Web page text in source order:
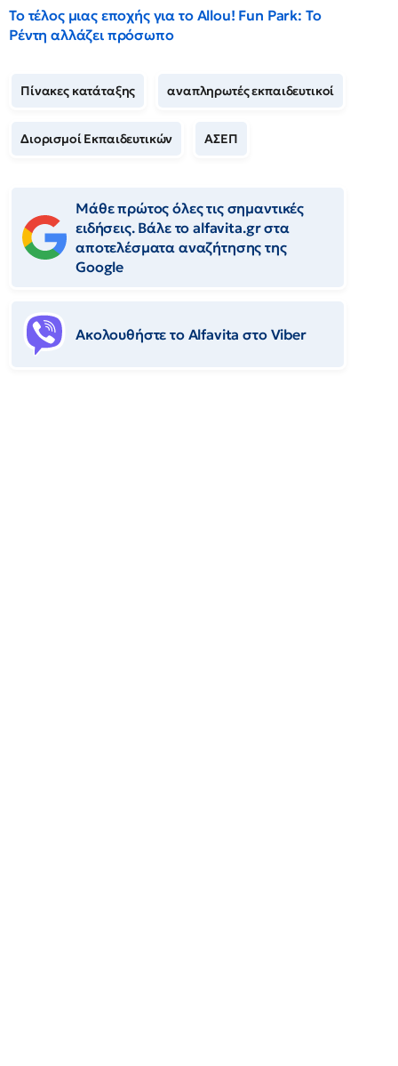
Το τέλος μιας εποχής για το Allou! Fun Park: Το
Ρέντη αλλάζει πρόσωπο
Πίνακες κατάταξης αναπληρωτές εκπαιδευτικοί
Διορισμοί Εκπαιδευτικών ΑΣΕΠ
Μάθε πρώτος όλες τις σημαντικές
ειδήσεις. Βάλε το alfavita.gr στα
αποτελέσματα αναζήτησης της
Google
Ακολουθήστε το Αlfavita στο Viber